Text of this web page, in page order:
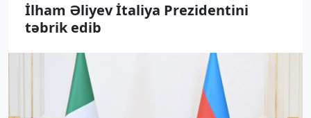
İlham Əliyev İtaliya Prezidentini
təbrik edib